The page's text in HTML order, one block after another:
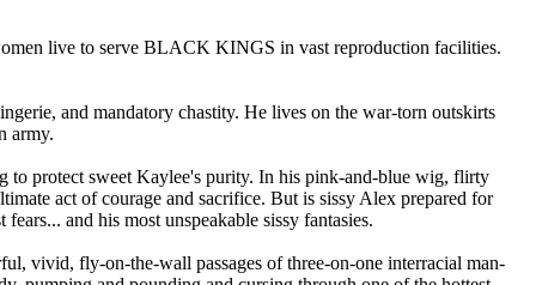
live to serve BLACK KINGS in vast reproduction facilities.
and mandatory chastity. He lives on the war-torn outskirts
army.
to protect sweet Kaylee's purity. In his pink-and-blue wig, flirty
act of courage and sacrifice. But is sissy Alex prepared for
and his most unspeakable sissy fantasies.
vivid, fly-on-the-wall passages of three-on-one interracial man-